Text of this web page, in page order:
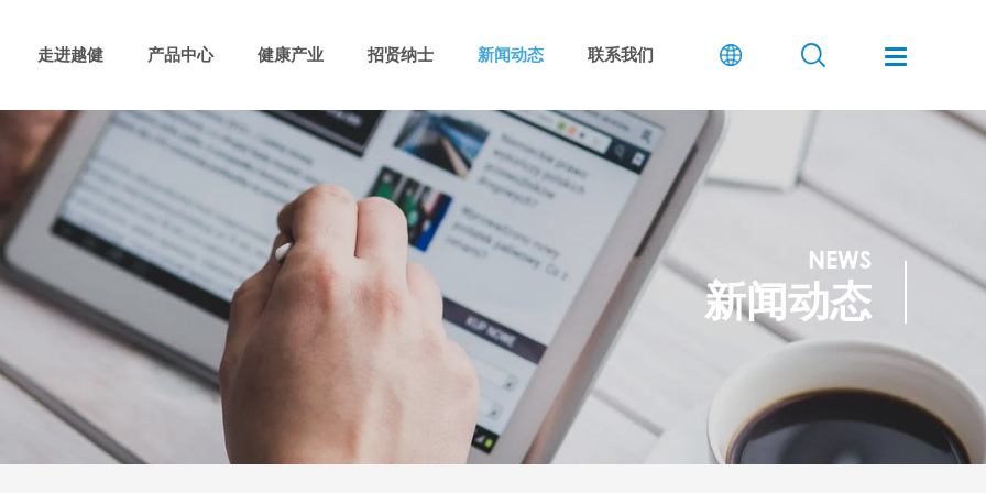
走进越健 产品中心 健康产业 招贤纳士 新闻动态 联系我们
NEWS
新闻动态